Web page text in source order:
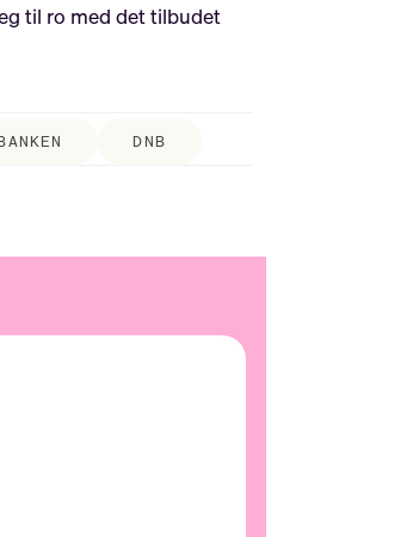
til ro med det tilbudet
DNB